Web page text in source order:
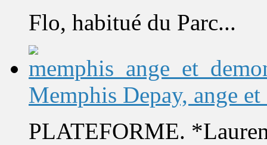
Flo, habitué du Parc...
Memphis Depay, ange et
PLATEFORME.